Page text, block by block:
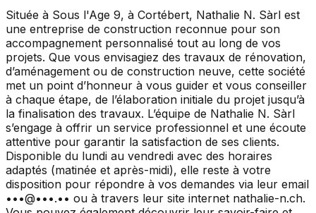
Située à Sous l'Age 9, à Cortébert, Nathalie N. Sàrl est
une entreprise de construction reconnue pour son
accompagnement personnalisé tout au long de vos
projets. Que vous envisagiez des travaux de rénovation,
d’aménagement ou de construction neuve, cette société
met un point d’honneur à vous guider et vous conseiller
à chaque étape, de l’élaboration initiale du projet jusqu’à
la finalisation des travaux. L’équipe de Nathalie N. Sàrl
s’engage à offrir un service professionnel et une écoute
attentive pour garantir la satisfaction de ses clients.
Disponible du lundi au vendredi avec des horaires
adaptés (matinée et après-midi), elle reste à votre
disposition pour répondre à vos demandes via leur email
•••@•••.•• ou à travers leur site internet nathalie-n.ch.